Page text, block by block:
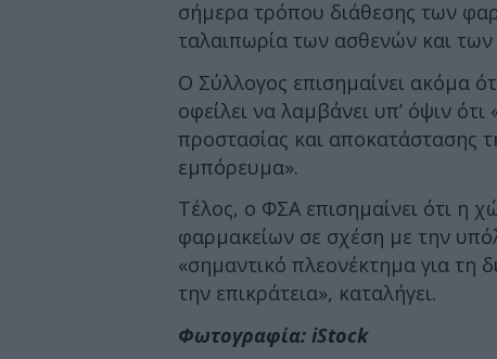
σήμερα τρόπου διάθεσης των
ταλαιπωρία των ασθενών και
Ο Σύλλογος επισημαίνει ακόμα
οφείλει να λαμβάνει υπ’ όψιν
προστασίας και αποκατάστασης
εμπόρευμα».
Τέλος, ο ΦΣΑ επισημαίνει ότι η
φαρμακείων σε σχέση με την
«σημαντικό πλεονέκτημα για
την επικράτεια», καταλήγει.
Φωτογραφία: iStock